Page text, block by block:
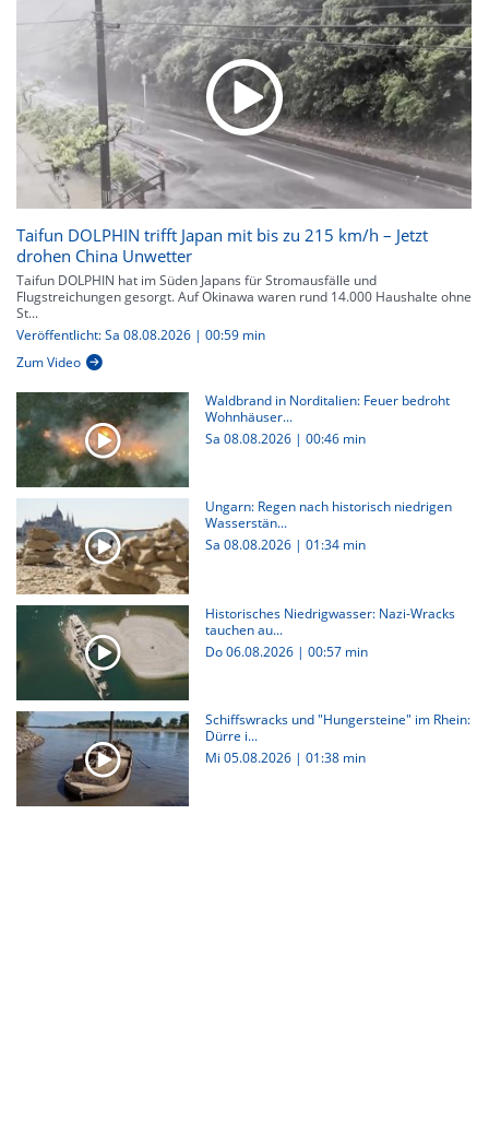
Taifun DOLPHIN trifft Japan mit bis zu 215 km/h – Jetzt
drohen China Unwetter
Taifun DOLPHIN hat im Süden Japans für Stromausfälle und
Flugstreichungen gesorgt. Auf Okinawa waren rund 14.000 Haushalte ohne
St...
Veröffentlicht: Sa 08.08.2026 | 00:59 min
Zum Video
Waldbrand in Norditalien: Feuer bedroht
Wohnhäuser...
Sa 08.08.2026 | 00:46 min
Ungarn: Regen nach historisch niedrigen
Wasserstän...
Sa 08.08.2026 | 01:34 min
Historisches Niedrigwasser: Nazi-Wracks
tauchen au...
Do 06.08.2026 | 00:57 min
Schiffswracks und "Hungersteine" im Rhein:
Dürre i...
Mi 05.08.2026 | 01:38 min